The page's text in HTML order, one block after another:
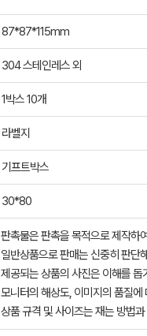
87*87*115mm
304 스테인레스 외
1박스 10개
라벨지
기프트박스
30*80
판촉물은 판촉을 목적으로 제작하
일반상품으로 판매는 신중히 판단
제공되는 상품의 사진은 이해를
모니터의 해상도, 이미지의 품질
상품 규격 및 사이즈는 재는 방법